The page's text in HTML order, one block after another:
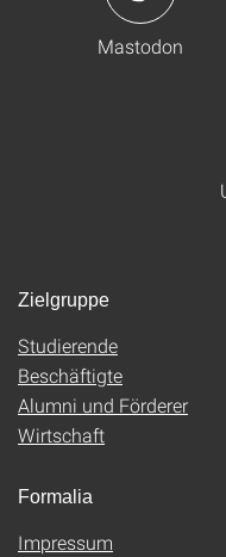
Mastodon
Zielgruppe
Studierende
Beschäftigte
Alumni und Förderer
Wirtschaft
Formalia
Impressum